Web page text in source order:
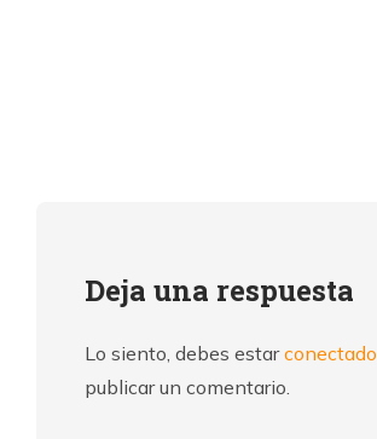
Deja una respuesta
Lo siento, debes estarconectado
publicar un comentario.